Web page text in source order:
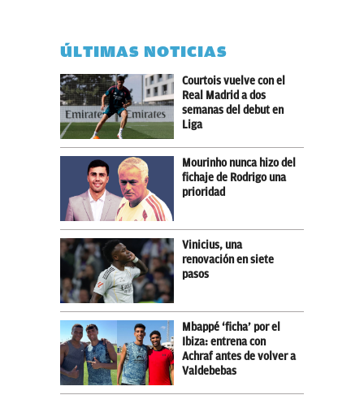
ÚLTIMAS NOTICIAS
Courtois vuelve con el
Real Madrid a dos
semanas del debut en
Liga
Mourinho nunca hizo del
fichaje de Rodrigo una
prioridad
Vinicius, una
renovación en siete
pasos
Mbappé ‘ficha’ por el
Ibiza: entrena con
Achraf antes de volver a
Valdebebas